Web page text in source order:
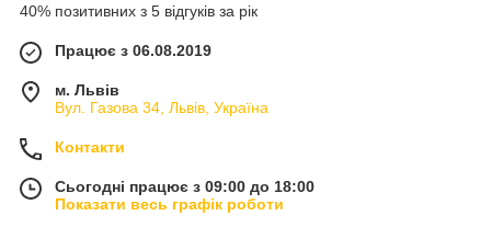
40% позитивних з 5 відгуків за рік
Працює з 06.08.2019
м. Львів
Вул. Газова 34, Львів, Україна
Контакти
Сьогодні працює з 09:00 до 18:00
Показати весь графік роботи